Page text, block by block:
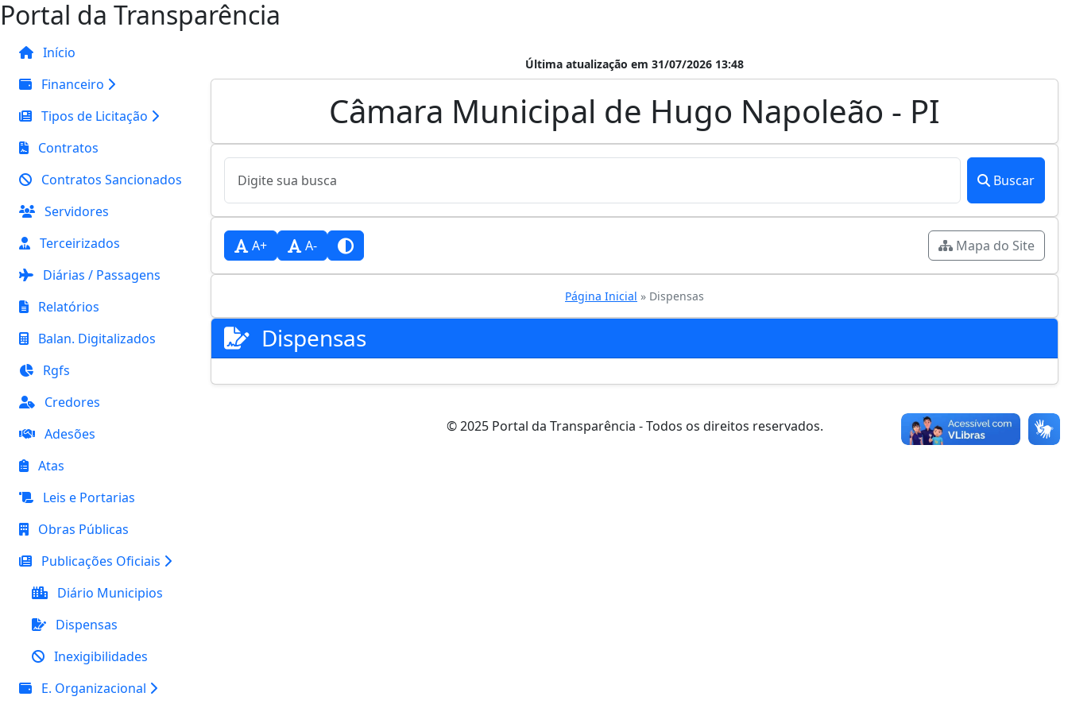
Portal da Transparência
Início
Financeiro
Tipos de Licitação
Contratos
Contratos Sancionados
Servidores
Terceirizados
Diárias / Passagens
Relatórios
Balan. Digitalizados
Rgfs
Credores
Adesões
Atas
Leis e Portarias
Obras Públicas
Publicações Oficiais
Diário Municipios
Dispensas
Inexigibilidades
E. Organizacional
Última atualização em 31/07/2026 13:48
Câmara Municipal de Hugo Napoleão - PI
Buscar
A+ A- Mapa do Site
Página Inicial » Dispensas
Dispensas
© 2025 Portal da Transparência - Todos os direitos reservados.